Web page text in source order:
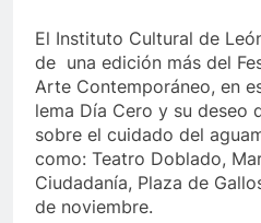
El Instituto Cultural de
de una edición más del
Arte Contemporáneo, en
lema Día Cero y su deseo
sobre el cuidado del
como: Teatro Doblado,
Ciudadanía, Plaza de
de noviembre.